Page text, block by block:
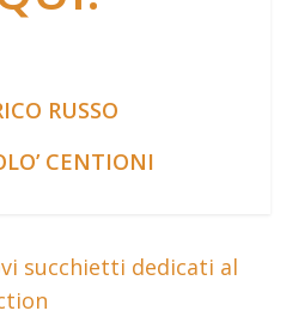
RUSSO
CENTIONI
succhietti dedicati al